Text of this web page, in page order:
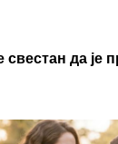
свестан да је